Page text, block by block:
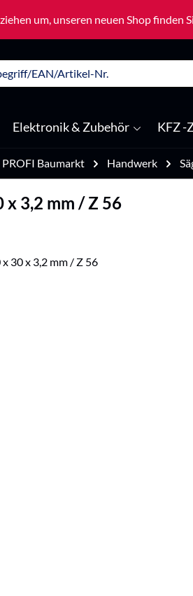
um, unseren neuen Shop finden
Elektronik & Zubehör KFZ -
PROFI Baumarkt Handwerk
3,2 mm / Z 56